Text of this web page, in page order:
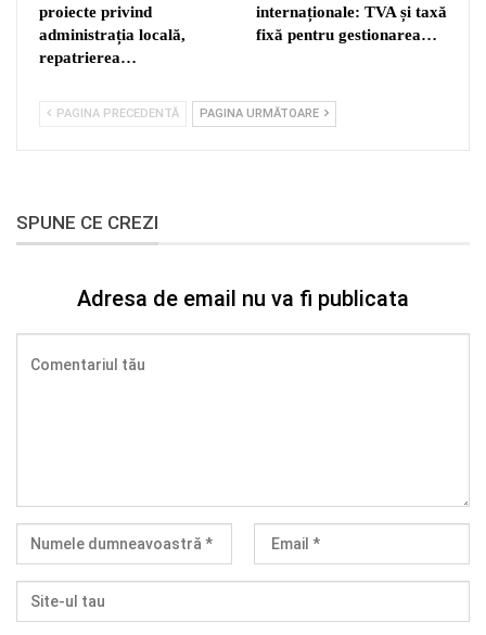
proiecte privind
administrația locală,
repatrierea…
internaționale: TVA și taxă
fixă pentru gestionarea…
PAGINA PRECEDENTĂ PAGINA URMĂTOARE
SPUNE CE CREZI
Adresa de email nu va fi publicata